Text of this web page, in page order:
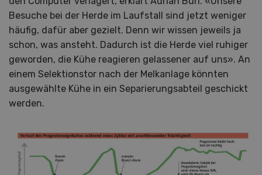
Besuche bei der Herde im Laufstall sind jetzt weniger
häufig, dafür aber gezielt. Denn wir wissen jeweils ja
schon, was ansteht. Dadurch ist die Herde viel ruhiger
geworden, die Kühe reagieren gelassener auf uns». An
einem Selektionstor nach der Melkanlage könnten
ausgewählte Kühe in ein Separierungsabteil geschickt
werden.